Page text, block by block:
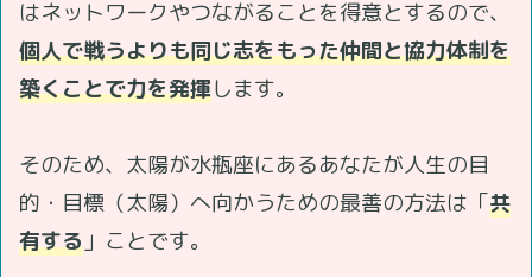
はネットワークやつながることを得意とするので、
個人で戦うよりも同じ志をもった仲間と協力体制を
築くことで力を発揮します。
そのため、太陽が水瓶座にあるあなたが人生の目
的・目標（太陽）へ向かうための最善の方法は「共
有する 」ことです。